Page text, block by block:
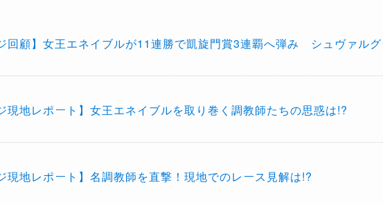
回顧】女王エネイブルが11連勝で凱旋門賞3連覇へ弾み シュヴァル
現地レポート】女王エネイブルを取り巻く調教師たちの思惑は!?
現地レポート】名調教師を直撃！現地でのレース見解は!?